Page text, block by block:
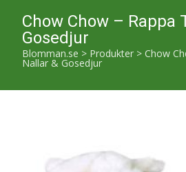
Chow Chow – Rappa
Gosedjur
Blomman.se > Produkter > Chow
Nallar & Gosedjur